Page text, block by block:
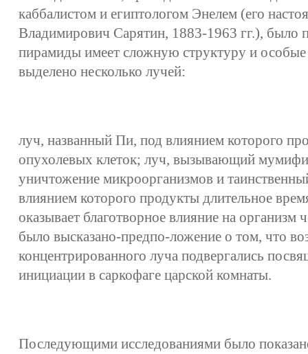
каббалистом и египтологом Энелем (его
Владимирович Сарятин, 1883-1963 гг.), было
пирамиды имеет сложную структуру и
выделено несколько лучей:
луч, названный Пи, под влиянием которого
опухолевых клеток; луч, вызывающий
уничтожение микроорганизмов и
влиянием которого продукты длительное
оказывает благотворное влияние на организм
было высказано-предпо-ложение о том, что
концентрированного луча подвергались
инициации в саркофаге царской комнаты.
Последующими исследованиями было